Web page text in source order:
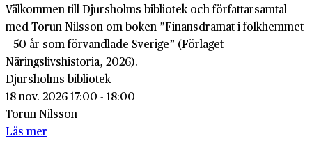
Välkommen till Djursholms bibliotek och författarsamtal
med Torun Nilsson om boken ”Finansdramat i folkhemmet
– 50 år som förvandlade Sverige” (Förlaget
Näringslivshistoria, 2026).
Djursholms bibliotek
18 nov. 2026 17:00 - 18:00
Torun Nilsson
Läs mer